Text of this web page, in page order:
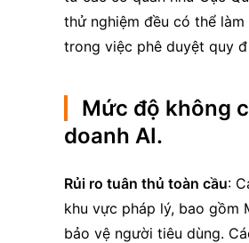
thử nghiệm đều có thể
trong việc phê duyệt quy
Mức độ không
doanh AI.
Rủi ro tuân thủ toàn cầu:
khu vực pháp lý, bao gồm
bảo vệ người tiêu dùng.